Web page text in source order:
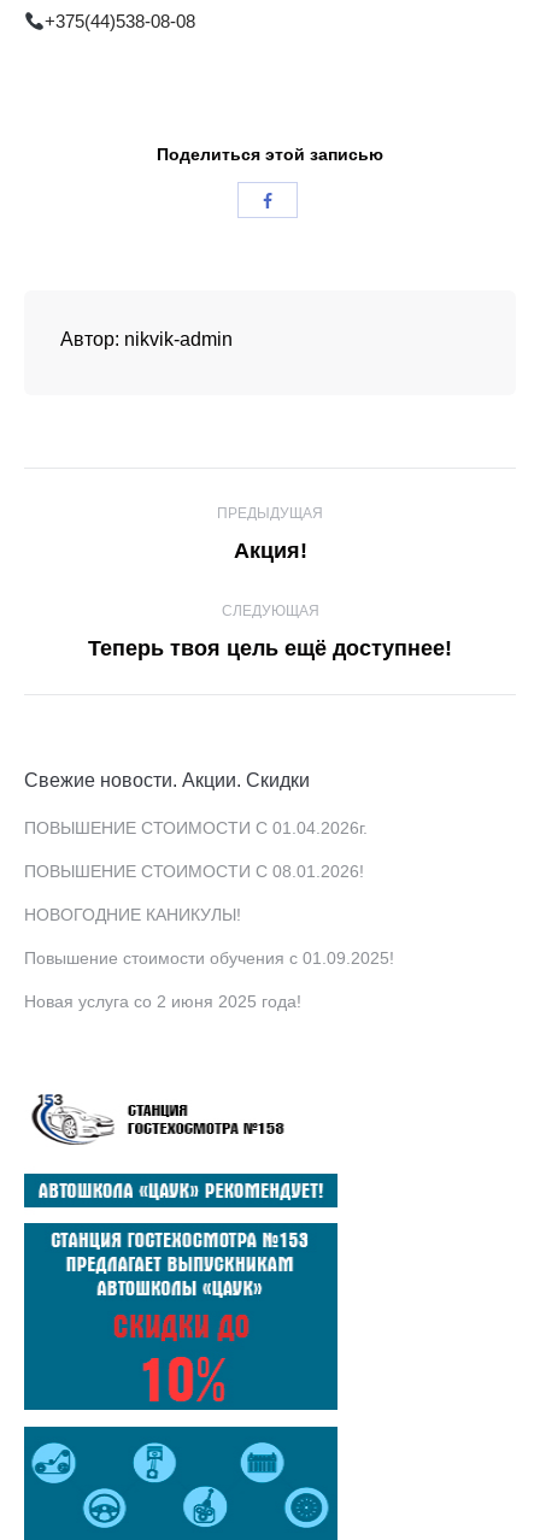
+375(44)538-08-08
Поделиться этой записью
Автор: nikvik-admin
ПРЕДЫДУЩАЯ
Предыдущая
Акция!
СЛЕДУЮЩАЯ
Следующая
Теперь твоя цель ещё доступнее!
Свежие новости. Акции. Скидки
ПОВЫШЕНИЕ СТОИМОСТИ С 01.04.2026г.
ПОВЫШЕНИЕ СТОИМОСТИ С 08.01.2026!
НОВОГОДНИЕ КАНИКУЛЫ!
Повышение стоимости обучения с 01.09.2025!
Новая услуга со 2 июня 2025 года!